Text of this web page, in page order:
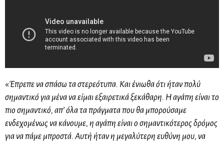
«Έπρεπε να σπάσω τα στερεότυπα. Και ένιωθα ότι ήταν πολύ
σημαντικό για μένα να είμαι εξαιρετικά ξεκάθαρη. Η αγάπη είναι το
πιο σημαντικό, απ’ όλα τα πράγματα που θα μπορούσαμε
ενδεχομένως να κάνουμε, η αγάπη είναι ο σημαντικότερος δρόμος
για να πάμε μπροστά. Αυτή ήταν η μεγαλύτερη ευθύνη μου, να